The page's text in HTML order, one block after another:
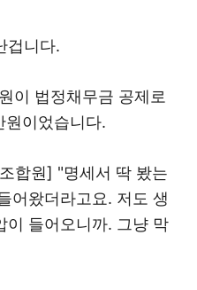
겁니다.
이 법정채무금 공제로
원이었습니다.
합원] "명세서 딱 봤는
어왔더라고요. 저도 생
이 들어오니까. 그냥 막